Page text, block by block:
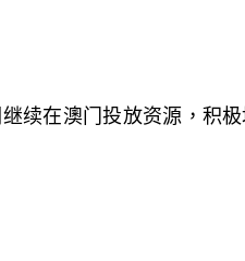
续在澳门投放资源，积